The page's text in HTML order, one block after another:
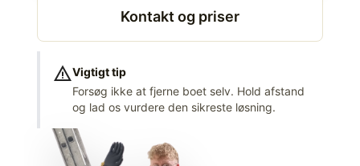
Kontakt og priser
warningVigtigt tip
Forsøg ikke at fjerne boet selv. Hold afstand
og lad os vurdere den sikreste løsning.